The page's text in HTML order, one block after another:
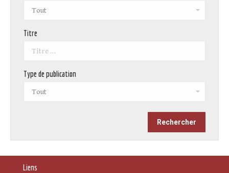
Titre
Type de publication
Liens